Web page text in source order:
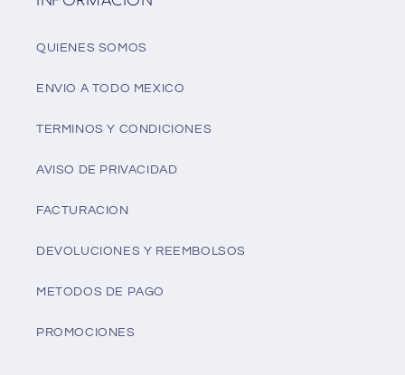
QUIENES SOMOS
ENVIO A TODO MEXICO
TERMINOS Y CONDICIONES
AVISO DE PRIVACIDAD
FACTURACION
DEVOLUCIONES Y REEMBOLSOS
METODOS DE PAGO
PROMOCIONES